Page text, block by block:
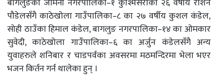
बागलुङको जैमिनी नगरपालिका–१ कुश्मिसेराका २६ वर्षीय रोशन
पौडेलसँगै काठेखोला गाउँपालिका–८ का २७ वर्षीय कुशल कंडेल,
सोही ठाउँका हिमाल कंडेल, बागलुङ नगरपालिका–१४ का ओमकार
सुवेदी, काठेखोला गाउँपालिका–६ का अर्जुन कंडेलसँगै अन्य
युवाहरुले शनिबार र चाडपर्वका अवसरमा मठमन्दिरमा भेला भएर
भजन किर्तन गर्न थालेका हुन् ।